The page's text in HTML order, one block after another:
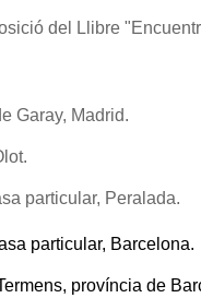
del Llibre
Garay, Madrid.
Peralada.
particular, Barcelona.
província de